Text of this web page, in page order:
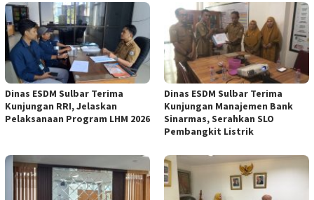
Dinas ESDM Sulbar Terima
Kunjungan RRI, Jelaskan
Pelaksanaan Program LHM 2026
Dinas ESDM Sulbar Terima
Kunjungan Manajemen Bank
Sinarmas, Serahkan SLO
Pembangkit Listrik